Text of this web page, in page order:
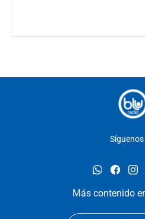
Síguenos
whatsapp
Más contenido